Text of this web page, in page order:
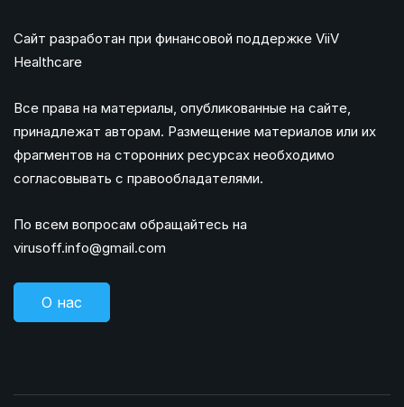
Сайт разработан при финансовой поддержке ViiV
Healthcare
Все права на материалы, опубликованные на сайте,
принадлежат авторам. Размещение материалов или их
фрагментов на сторонних ресурсах необходимо
согласовывать с правообладателями.
По всем вопросам обращайтесь на
virusoff.info@gmail.com
О нас